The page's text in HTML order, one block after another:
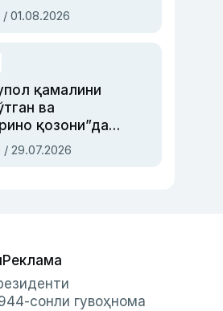
Ориповни
айбловлардан
/ 01.08.2026
қамалини
ва
қозони”дан
қаҳрамон —
армияси бош
/ 29.07.2026
Реклама
сонли гувоҳнома